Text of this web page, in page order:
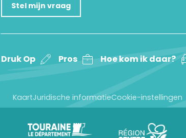
Stel mijn vraag
Druk Op Pros Hoe kom ik daar?
KaartJuridische informatieCookie-instellingen